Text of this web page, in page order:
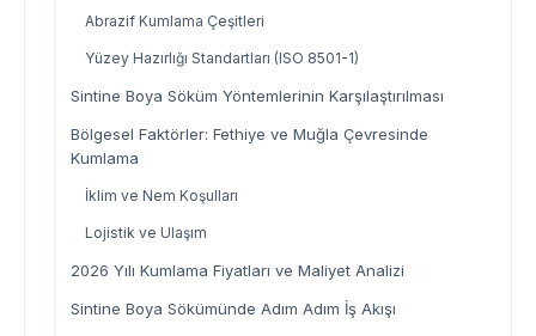
Abrazif Kumlama Çeşitleri
Yüzey Hazırlığı Standartları (ISO 8501-1)
Sintine Boya Söküm Yöntemlerinin Karşılaştırılması
Bölgesel Faktörler: Fethiye ve Muğla Çevresinde
Kumlama
İklim ve Nem Koşulları
Lojistik ve Ulaşım
2026 Yılı Kumlama Fiyatları ve Maliyet Analizi
Sintine Boya Sökümünde Adım Adım İş Akışı